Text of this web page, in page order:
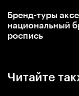
Читайте
Бренд-туры
национальный
роспись